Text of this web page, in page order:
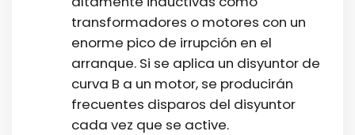
transformadores o motores con un
enorme pico de irrupción en el
arranque. Si se aplica un disyuntor de
curva B a un motor, se producirán
frecuentes disparos del disyuntor
cada vez que se active.